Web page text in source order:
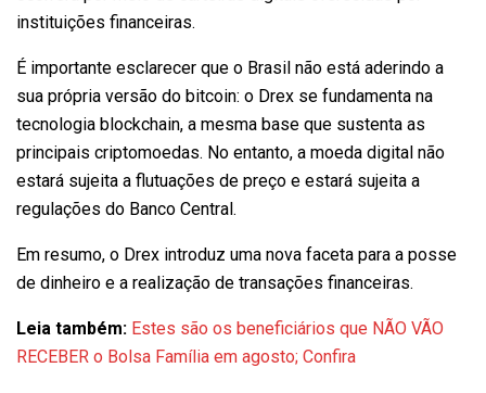
instituições financeiras.
É importante esclarecer que o Brasil não está aderindo a
sua própria versão do bitcoin: o Drex se fundamenta na
tecnologia blockchain, a mesma base que sustenta as
principais criptomoedas. No entanto, a moeda digital não
estará sujeita a flutuações de preço e estará sujeita a
regulações do Banco Central.
Em resumo, o Drex introduz uma nova faceta para a posse
de dinheiro e a realização de transações financeiras.
Leia também: Estes são os beneficiários que NÃO VÃO
RECEBER o Bolsa Família em agosto; Confira